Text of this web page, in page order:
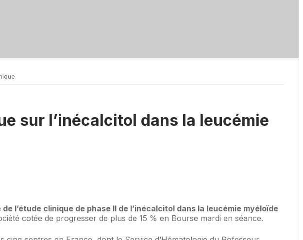
sur l’inécalcitol dans la leucémie
l’étude clinique de phase II de l’inécalcitol dans la leucémie myéloïde
cotée de progresser de plus de 15 % en Bourse mardi en séance.